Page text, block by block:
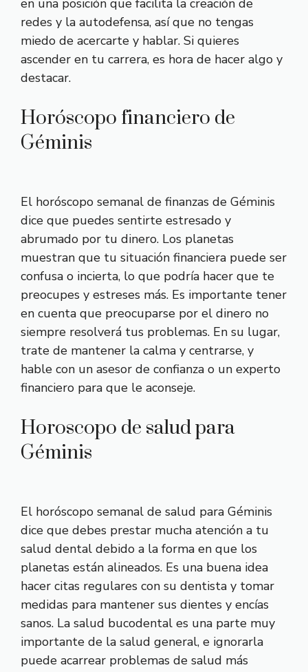
en una posición que facilita la creación de
redes y la autodefensa, así que no tengas
miedo de acercarte y hablar. Si quieres
ascender en tu carrera, es hora de hacer algo y
destacar.
Horóscopo financiero de
Géminis
El horóscopo semanal de finanzas de Géminis
dice que puedes sentirte estresado y
abrumado por tu dinero. Los planetas
muestran que tu situación financiera puede ser
confusa o incierta, lo que podría hacer que te
preocupes y estreses más. Es importante tener
en cuenta que preocuparse por el dinero no
siempre resolverá tus problemas. En su lugar,
trate de mantener la calma y centrarse, y
hable con un asesor de confianza o un experto
financiero para que le aconseje.
Horoscopo de salud para
Géminis
El horóscopo semanal de salud para Géminis
dice que debes prestar mucha atención a tu
salud dental debido a la forma en que los
planetas están alineados. Es una buena idea
hacer citas regulares con su dentista y tomar
medidas para mantener sus dientes y encías
sanos. La salud bucodental es una parte muy
importante de la salud general, e ignorarla
puede acarrear problemas de salud más